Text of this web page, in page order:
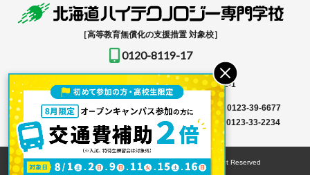
［高等教育無償化の支援措置 対象校］
0120-8119-17
〒061-1396北海道恵庭市恵み野北2-12-1
入学事務局はこちら → TEL0123-39-6666
FAX 0123-39-6677
その他はこちら →
0123-36-8119FAX 0123-33-2234
© HOKKAIDO HIGH-TECHNOLOGY COLLEGE All Right Reserved